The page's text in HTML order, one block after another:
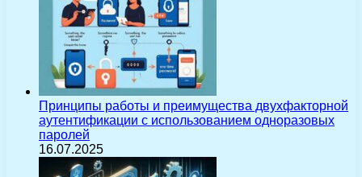
Принципы работы и преимущества двухфакторной
аутентификации с использованием одноразовых
паролей
16.07.2025